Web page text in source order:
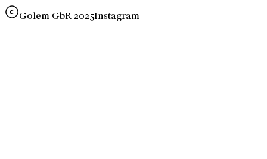
Golem GbR 2025Instagram